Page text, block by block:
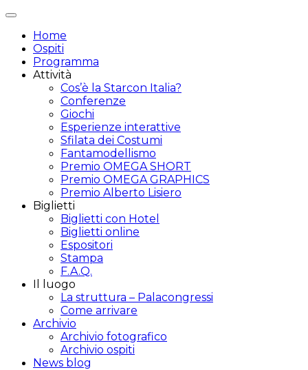
Attiva/disattiva
navigazione
Home
Ospiti
Programma
Attività
Cos’è la Starcon Italia?
Conferenze
Giochi
Esperienze interattive
Sfilata dei Costumi
Fantamodellismo
Premio OMEGA SHORT
Premio OMEGA GRAPHICS
Premio Alberto Lisiero
Biglietti
Biglietti con Hotel
Biglietti online
Espositori
Stampa
F.A.Q.
Il luogo
La struttura – Palacongressi
Come arrivare
Archivio
Archivio fotografico
Archivio ospiti
News blog